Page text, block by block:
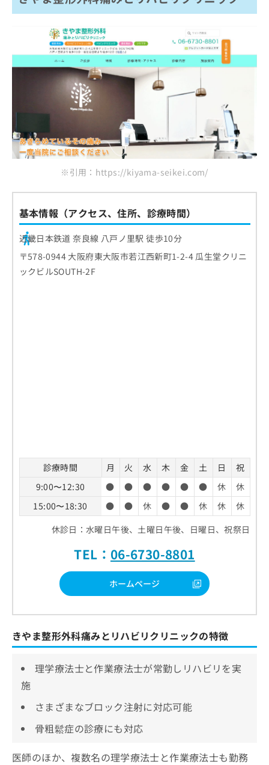
※引用：https://kiyama-seikei.com/
基本情報（アクセス、住所、診療時間）
近畿日本鉄道 奈良線 八戸ノ里駅 徒歩10分
〒578-0944 大阪府東大阪市若江西新町1-2-4 瓜生堂クリニ
ックビルSOUTH-2F
診療時間 月 火 水 木 金 土 日
祝
9:00〜12:30
● ● ● ● ● ● 休
休
15:00〜18:30
● ● 休 ● ● 休 休
休
休診日：水曜日午後、土曜日午後、日曜日、祝祭日
TEL： 06-6730-8801
ホームページ
きやま整形外科痛みとリハビリクリニックの特徴
理学療法士と作業療法士が常勤しリハビリを実
施
さまざまなブロック注射に対応可能
骨粗鬆症の診療にも対応
医師のほか、複数名の理学療法士と作業療法士も勤務